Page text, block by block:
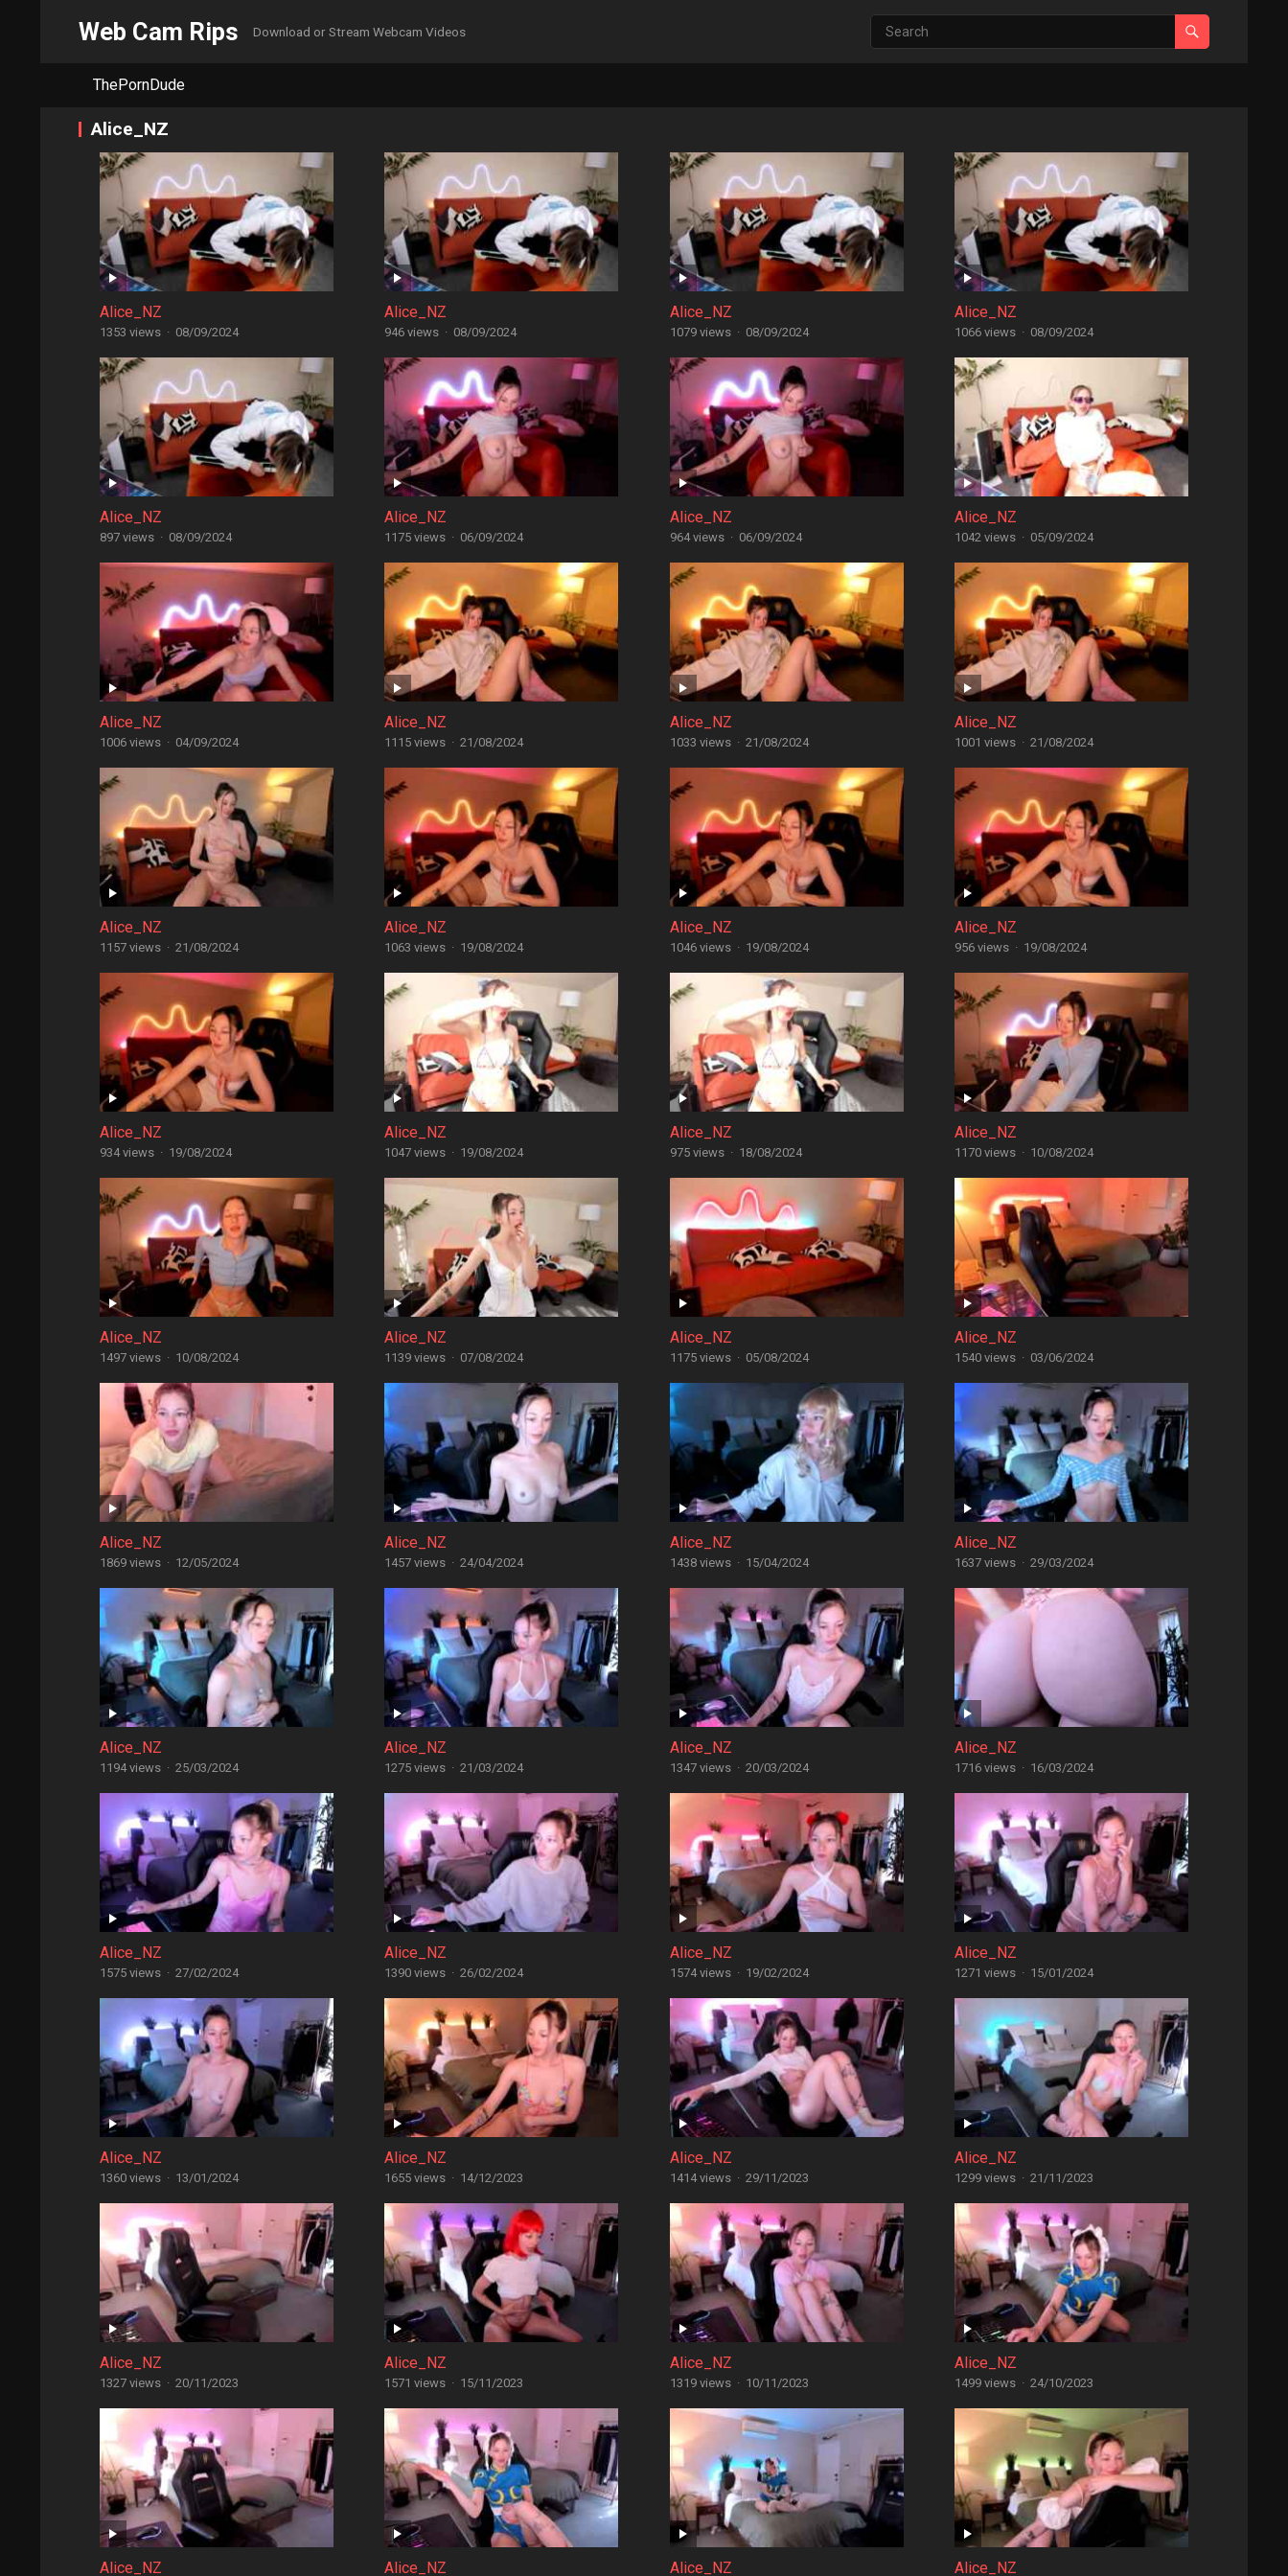
Web Cam Rips Download or Stream Webcam Videos
ThePornDude
Alice_NZ
Alice_NZ
1353 views · 08/09/2024
Alice_NZ
946 views · 08/09/2024
Alice_NZ
1079 views · 08/09/2024
Alice_NZ
1066 views · 08/09/2024
Alice_NZ
897 views · 08/09/2024
Alice_NZ
1175 views · 06/09/2024
Alice_NZ
964 views · 06/09/2024
Alice_NZ
1042 views · 05/09/2024
Alice_NZ
1006 views · 04/09/2024
Alice_NZ
1115 views · 21/08/2024
Alice_NZ
1033 views · 21/08/2024
Alice_NZ
1001 views · 21/08/2024
Alice_NZ
1157 views · 21/08/2024
Alice_NZ
1063 views · 19/08/2024
Alice_NZ
1046 views · 19/08/2024
Alice_NZ
956 views · 19/08/2024
Alice_NZ
934 views · 19/08/2024
Alice_NZ
1047 views · 19/08/2024
Alice_NZ
975 views · 18/08/2024
Alice_NZ
1170 views · 10/08/2024
Alice_NZ
1497 views · 10/08/2024
Alice_NZ
1139 views · 07/08/2024
Alice_NZ
1175 views · 05/08/2024
Alice_NZ
1540 views · 03/06/2024
Alice_NZ
1869 views · 12/05/2024
Alice_NZ
1457 views · 24/04/2024
Alice_NZ
1438 views · 15/04/2024
Alice_NZ
1637 views · 29/03/2024
Alice_NZ
1194 views · 25/03/2024
Alice_NZ
1275 views · 21/03/2024
Alice_NZ
1347 views · 20/03/2024
Alice_NZ
1716 views · 16/03/2024
Alice_NZ
1575 views · 27/02/2024
Alice_NZ
1390 views · 26/02/2024
Alice_NZ
1574 views · 19/02/2024
Alice_NZ
1271 views · 15/01/2024
Alice_NZ
1360 views · 13/01/2024
Alice_NZ
1655 views · 14/12/2023
Alice_NZ
1414 views · 29/11/2023
Alice_NZ
1299 views · 21/11/2023
Alice_NZ
1327 views · 20/11/2023
Alice_NZ
1571 views · 15/11/2023
Alice_NZ
1319 views · 10/11/2023
Alice_NZ
1499 views · 24/10/2023
Alice_NZ Alice_NZ Alice_NZ Alice_NZ